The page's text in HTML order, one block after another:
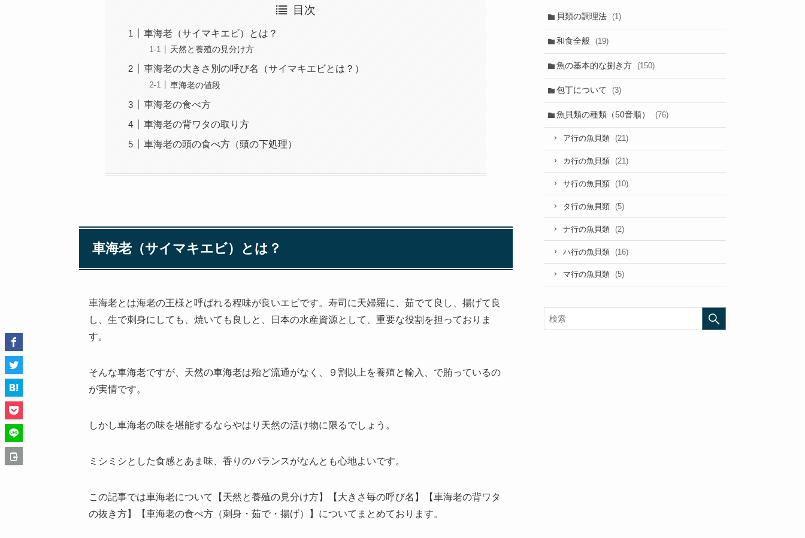
目次
車海老（サイマキエビ）とは？
天然と養殖の見分け方
車海老の大きさ別の呼び名（サイマキエビとは？）
車海老の値段
車海老の食べ方
車海老の背ワタの取り方
車海老の頭の食べ方（頭の下処理）
車海老（サイマキエビ）とは？
車海老とは海老の王様と呼ばれる程味が良いエビです。寿司に天婦羅に、茹でて良し、揚げて良
し、生で刺身にしても、焼いても良しと、日本の水産資源として、重要な役割を担っておりま
す。
そんな車海老ですが、天然の車海老は殆ど流通がなく、９割以上を養殖と輸入、で賄っているの
が実情です。
しかし車海老の味を堪能するならやはり天然の活け物に限るでしょう。
ミシミシとした食感とあま味、香りのバランスがなんとも心地よいです。
この記事では車海老について【天然と養殖の見分け方】【大きさ毎の呼び名】【車海老の背ワタ
の抜き方】【車海老の食べ方（刺身・茹で・揚げ）】についてまとめております。
貝類の調理法 (1)
和食全般 (19)
魚の基本的な捌き方 (150)
包丁について (3)
魚貝類の種類（50音順） (76)
ア行の魚貝類 (21)
カ行の魚貝類 (21)
サ行の魚貝類 (10)
タ行の魚貝類 (5)
ナ行の魚貝類 (2)
ハ行の魚貝類 (16)
マ行の魚貝類 (5)